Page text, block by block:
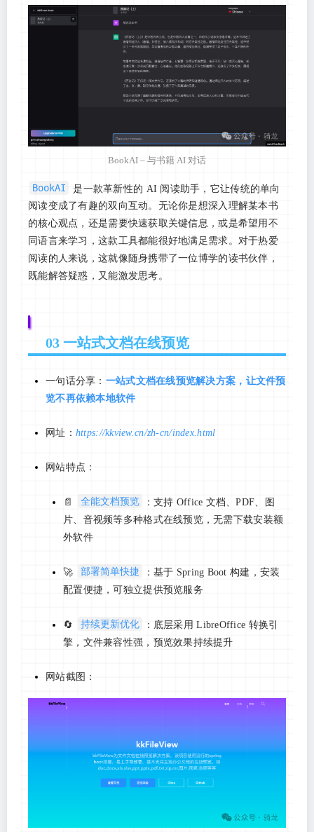
BookAI – 与书籍 AI 对话
BookAI
是一款革新性的 AI 阅读助手，它让传统的单向
阅读变成了有趣的双向互动。无论你是想深入理解某本书
的核心观点，还是需要快速获取关键信息，或是希望用不
同语言来学习，这款工具都能很好地满足需求。对于热爱
阅读的人来说，这就像随身携带了一位博学的读书伙伴，
既能解答疑惑，又能激发思考。
03 一站式文档在线预览
一句话分享： 一站式文档在线预览解决方案，让文件预
览不再依赖本地软件
网址： https://kkview.cn/zh-cn/index.html
网站特点：
📄 全能文档预览
：支持 Office 文档、PDF、图
片、音视频等多种格式在线预览，无需下载安装额
外软件
🚀 部署简单快捷
：基于 Spring Boot 构建，安装
配置便捷，可独立提供预览服务
🔄 持续更新优化
：底层采用 LibreOffice 转换引
擎，文件兼容性强，预览效果持续提升
网站截图：